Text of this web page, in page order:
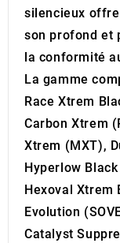
silencieux
son profond et
la conformité
La gamme
Race Xtrem
Carbon Xtrem
Xtrem (MXT),
Hyperlow
Hexoval Xtrem
Evolution
Catalyst